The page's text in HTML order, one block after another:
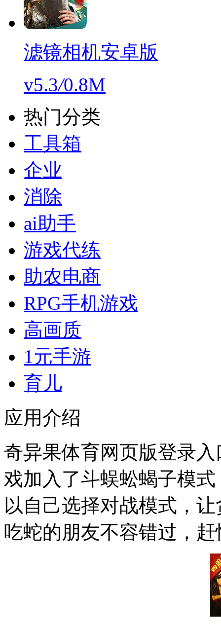
滤镜相机安卓版
v5.3/0.8M
热门分类
工具箱
企业
消除
ai助手
游戏代练
助农电商
RPG手机游戏
高画质
1元手游
育儿
应用介绍
奇异果体育网页版登录
戏加入了斗蜈蚣蝎子模
以自己选择对战模式，
吃蛇的朋友不容错过，